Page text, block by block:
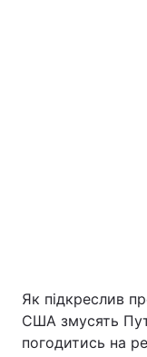
Як підкреслив
США змусять
погодитись на